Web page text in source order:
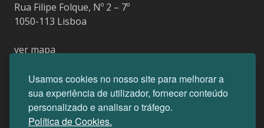
Usamos cookies no nosso site para melhorar a
sua experiência de utilizador, fornecer conteúdo
personalizado e analisar o tráfego.
Política de Cookies.
Rua Filipe Folque, Nº 2 – 7º
1050-113 Lisboa
ver mapa
Contactos
Telefone:21 353 67 49
E-mail:geral@asfac.pt